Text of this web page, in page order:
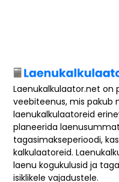
Laenukalkulaator.net on
veebiteenus, mis pakub
laenukalkulaatoreid
planeerida
tagasimakseperioodi,
kalkulaatoreid.
laenu kogukulusid ja
isiklikele vajadustele.